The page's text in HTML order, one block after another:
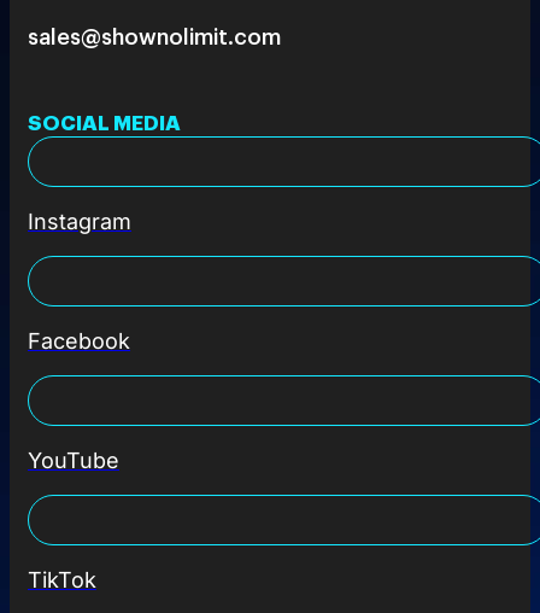
sales@shownolimit.com
SOCIAL MEDIA
Instagram
Facebook
YouTube
TikTok